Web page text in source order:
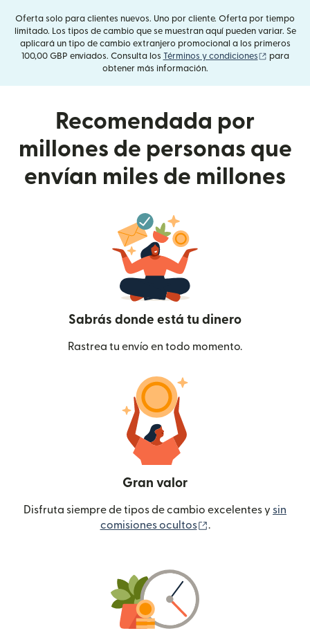
Oferta solo para clientes nuevos. Uno por cliente. Oferta por tiempo
limitado. Los tipos de cambio que se muestran aquí pueden variar. Se
aplicará un tipo de cambio extranjero promocional a los primeros
100,00 GBP enviados. Consulta los Términos y condiciones (se abre
para
obtener más información.
Recomendada por
millones de personas que
envían miles de millones
Sabrás donde está tu dinero
Rastrea tu envío en todo momento.
Gran valor
Disfruta siempre de tipos de cambio excelentes y sin
comisiones ocultos
.